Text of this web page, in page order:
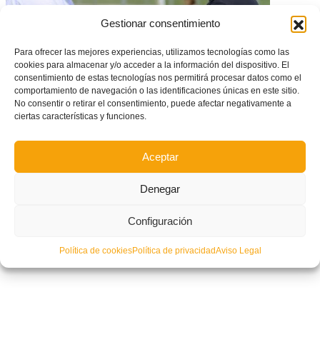
Gestionar consentimiento
Para ofrecer las mejores experiencias, utilizamos tecnologías como las
cookies para almacenar y/o acceder a la información del dispositivo. El
consentimiento de estas tecnologías nos permitirá procesar datos como el
comportamiento de navegación o las identificaciones únicas en este sitio.
No consentir o retirar el consentimiento, puede afectar negativamente a
ciertas características y funciones.
Aceptar
Denegar
Configuración
Política de cookiesPolítica de privacidadAviso Legal
REPORTAJE: En el CD Montesinos todo queda en familia